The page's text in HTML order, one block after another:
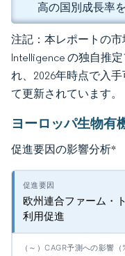
高の国別成長率
注記：本レポートの
Intelligence の独自推
れ、2026年時点で入
て更新されています。
ヨーロッパ生物有
促進要因の影響分析*
欧州連合ファーム・
利用促進